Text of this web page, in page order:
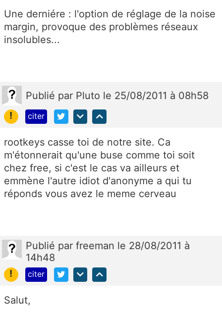
Une derniére : l'option de réglage de la noise
margin, provoque des problèmes réseaux
insolubles...
Publié par Pluto le 25/08/2011 à 08h58
!
citer
rootkeys casse toi de notre site. Ca
m'étonnerait qu'une buse comme toi soit
chez free, si c'est le cas va ailleurs et
emmène l'autre idiot d'anonyme a qui tu
réponds vous avez le meme cerveau
Publié par freeman le 28/08/2011 à
14h48
!
citer
Salut,